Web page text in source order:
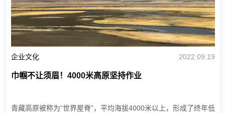
企业文化 2022.09.19
巾帼不让须眉！4000米高原坚持作业
青藏高原被称为“世界屋脊”，平均海拔4000米以上，形成了终年低